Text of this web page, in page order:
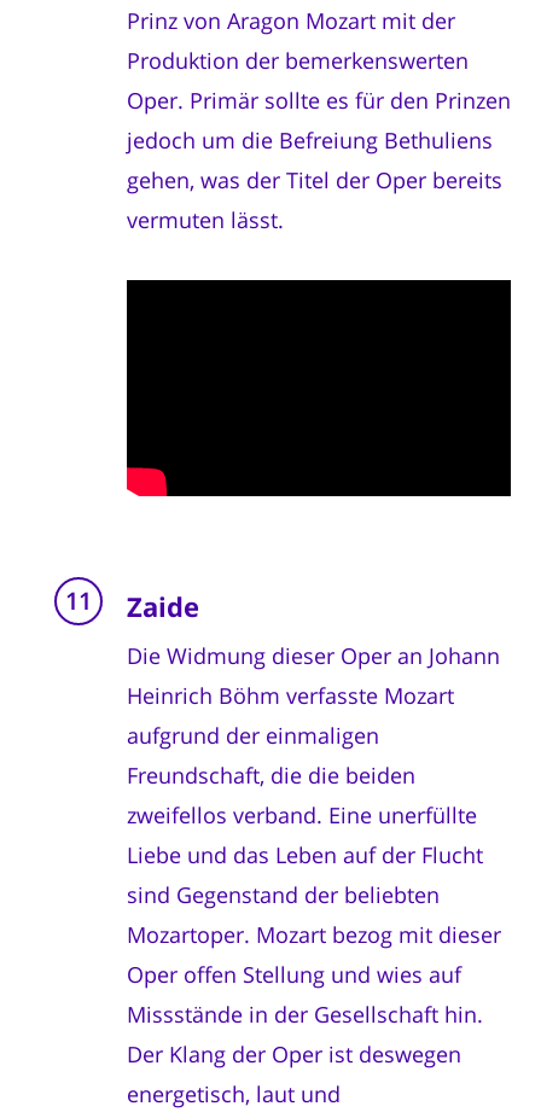
Prinz von Aragon Mozart mit der
Produktion der bemerkenswerten
Oper. Primär sollte es für den Prinzen
jedoch um die Befreiung Bethuliens
gehen, was der Titel der Oper bereits
vermuten lässt.
Zaide
Die Widmung dieser Oper an Johann
Heinrich Böhm verfasste Mozart
aufgrund der einmaligen
Freundschaft, die die beiden
zweifellos verband. Eine unerfüllte
Liebe und das Leben auf der Flucht
sind Gegenstand der beliebten
Mozartoper. Mozart bezog mit dieser
Oper offen Stellung und wies auf
Missstände in der Gesellschaft hin.
Der Klang der Oper ist deswegen
energetisch, laut und